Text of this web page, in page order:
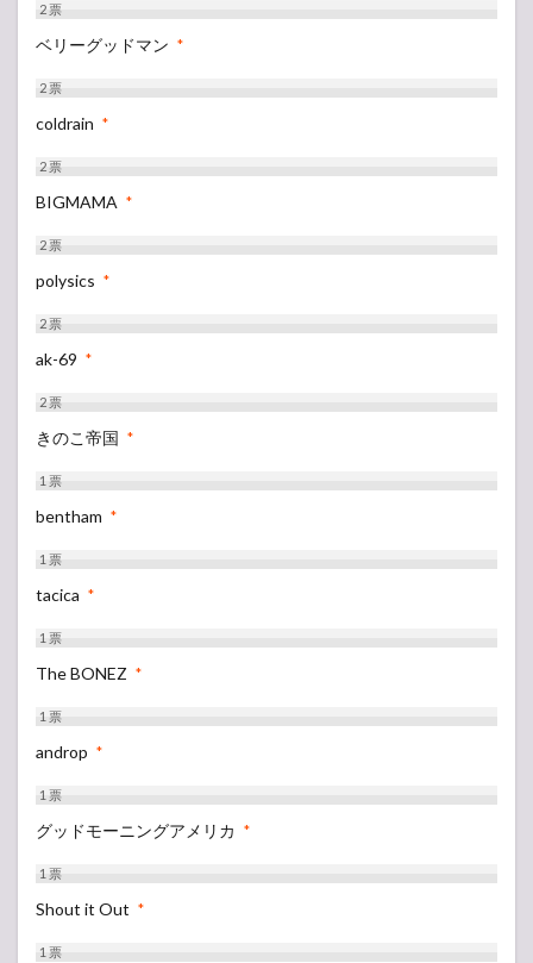
2票
ベリーグッドマン *
2票
coldrain *
2票
BIGMAMA *
2票
polysics *
2票
ak-69 *
2票
きのこ帝国 *
1票
bentham *
1票
tacica *
1票
The BONEZ *
1票
androp *
1票
グッドモーニングアメリカ *
1票
Shout it Out *
1票